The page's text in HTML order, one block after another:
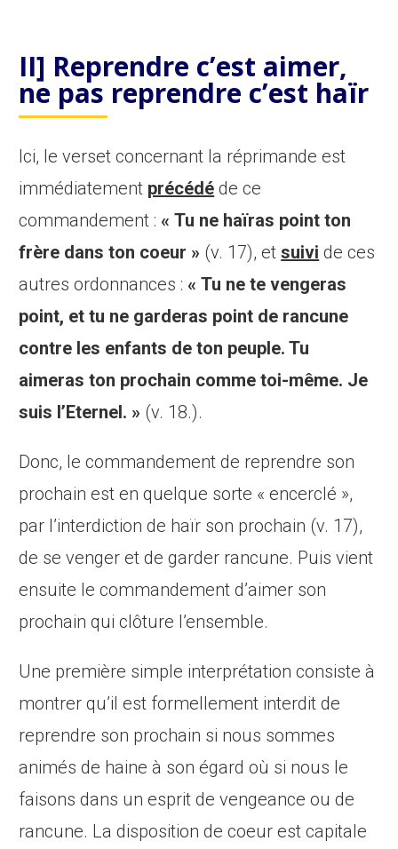
II] Reprendre c’est aimer,
ne pas reprendre c’est haïr
Ici, le verset concernant la réprimande est
immédiatement précédé de ce
commandement :« Tu ne haïras point ton
frère dans ton coeur » (v. 17), etsuivi de ces
autres ordonnances :« Tu ne te vengeras
point, et tu ne garderas point de rancune
contre les enfants de ton peuple. Tu
aimeras ton prochain comme toi-même. Je
suis l’Eternel. » (v. 18.).
Donc, le commandement de reprendre son
prochain est en quelque sorte « encerclé »,
par l’interdiction de haïr son prochain (v. 17),
de se venger et de garder rancune. Puis vient
ensuite le commandement d’aimer son
prochain qui clôture l’ensemble.
Une première simple interprétation consiste à
montrer qu’il est formellement interdit de
reprendre son prochain si nous sommes
animés de haine à son égard où si nous le
faisons dans un esprit de vengeance ou de
rancune. La disposition de coeur est capitale